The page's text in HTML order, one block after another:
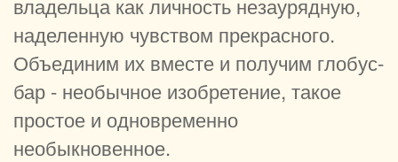
наделенную чувством прекрасного.
Объединим их вместе и получим глобус-
бар - необычное изобретение, такое
простое и одновременно
необыкновенное.